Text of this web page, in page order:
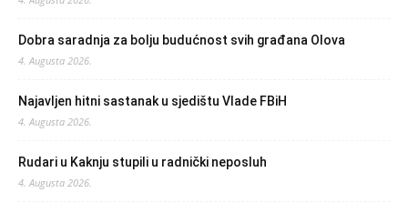
Dobra saradnja za bolju budućnost svih građana Olova
4. Augusta 2026.
Najavljen hitni sastanak u sjedištu Vlade FBiH
4. Augusta 2026.
Rudari u Kaknju stupili u radnički neposluh
4. Augusta 2026.